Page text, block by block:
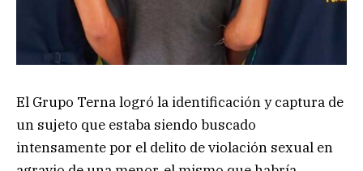
El Grupo Terna logró la identificación y captura de
un sujeto que estaba siendo buscado
intensamente por el delito de violación sexual en